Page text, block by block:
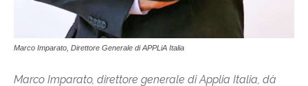
Marco Imparato, Direttore Generale di APPLiA Italia
Marco Imparato, direttore generale di Applia Italia, dà